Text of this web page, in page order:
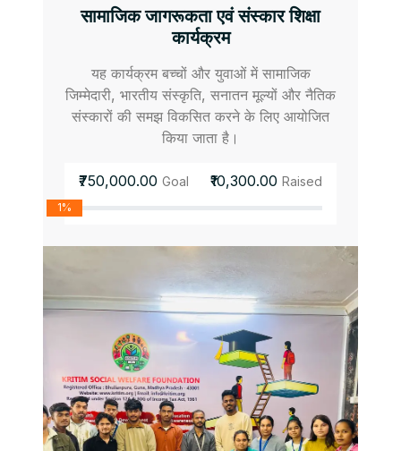
सामाजिक जागरूकता एवं संस्कार शिक्षा
कार्यक्रम
यह कार्यक्रम बच्चों और युवाओं में सामाजिक
जिम्मेदारी, भारतीय संस्कृति, सनातन मूल्यों और नैतिक
संस्कारों की समझ विकसित करने के लिए आयोजित
किया जाता है।
₹750,000.00 Goal ₹10,300.00 Raised
1%